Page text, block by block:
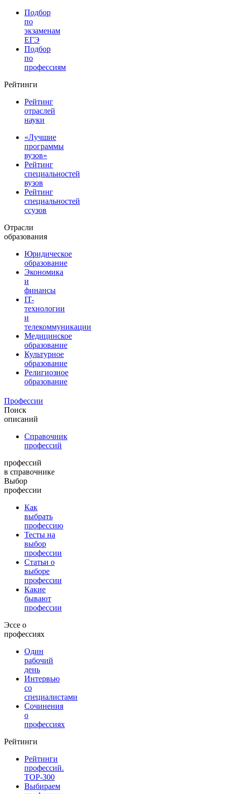
Подбор
по
экзаменам
ЕГЭ
Подбор
по
профессиям
Рейтинги
Рейтинг
отраслей
науки
«Лучшие
программы
вузов»
Рейтинг
специальностей
вузов
Рейтинг
специальностей
ссузов
Отрасли
образования
Юридическое
образование
Экономика
и
финансы
IT-
технологии
и
телекоммуникации
Медицинское
образование
Культурное
образование
Религиозное
образование
Профессии
Поиск
описаний
Справочник
профессий
профессий
в справочнике
Выбор
профессии
Как
выбрать
профессию
Тесты на
выбор
профессии
Статьи о
выборе
профессии
Какие
бывают
профессии
Эссе о
профессиях
Один
рабочий
день
Интервью
со
специалистами
Сочинения
о
профессиях
Рейтинги
Рейтинги
профессий.
TOP-300
Выбираем